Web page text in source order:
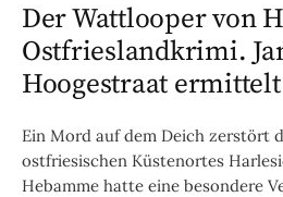
Der Wattlooper von
Ostfrieslandkrimi.
Hoogestraat ermittelt
Ein Mord auf dem Deich zerstört
ostfriesischen Küstenortes
Hebamme hatte eine besondere